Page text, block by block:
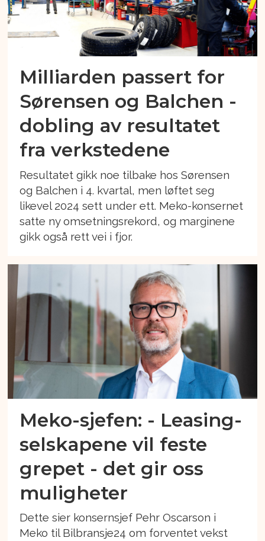
Milliarden passert for
Sørensen og Balchen -
dobling av resultatet
fra verkstedene
Resultatet gikk noe tilbake hos Sørensen
og Balchen i 4. kvartal, men løftet seg
likevel 2024 sett under ett. Meko-konsernet
satte ny omsetningsrekord, og marginene
gikk også rett vei i fjor.
Meko-sjefen: - Leasing-
selskapene vil feste
grepet - det gir oss
muligheter
Dette sier konsernsjef Pehr Oscarson i
Meko til Bilbransje24 om forventet vekst